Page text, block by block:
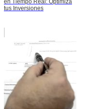
tus Inversiones